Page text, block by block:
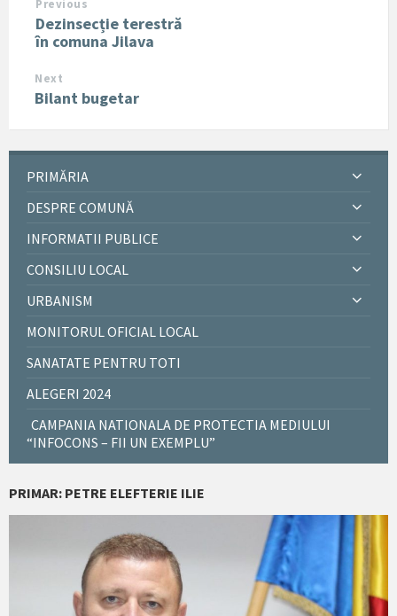
Previous
Dezinsecție terestră
în comuna Jilava
Next
Bilant bugetar
PRIMĂRIA
DESPRE COMUNĂ
INFORMATII PUBLICE
CONSILIU LOCAL
URBANISM
MONITORUL OFICIAL LOCAL
SANATATE PENTRU TOTI
ALEGERI 2024
CAMPANIA NATIONALA DE PROTECTIA MEDIULUI
“INFOCONS – FII UN EXEMPLU”
PRIMAR: PETRE ELEFTERIE ILIE